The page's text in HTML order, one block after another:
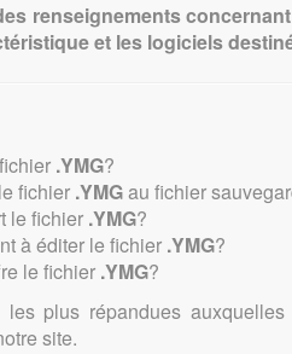
renseignements
et les logiciels
.YMG?
fichier .YMGau fichier
le fichier .YMG?
à éditer le fichier .YMG?
le fichier .YMG?
plus répandues
site.